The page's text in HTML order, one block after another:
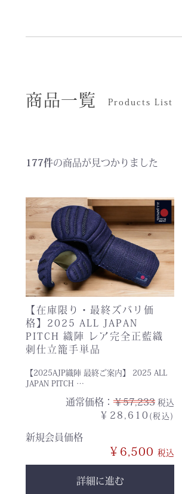
商品一覧 Products List
177件の商品が見つかりました
【在庫限り・最終ズバリ価
格】2025 ALL JAPAN
PITCH 織陣 レア完全正藍織
刺仕立籠手単品
【2025AJP織陣 最終ご案内】 2025 ALL
JAPAN PITCH …
通常価格： ￥57,233 税込
￥28,610 (税込)
新規会員価格
￥6,500
詳細に進む